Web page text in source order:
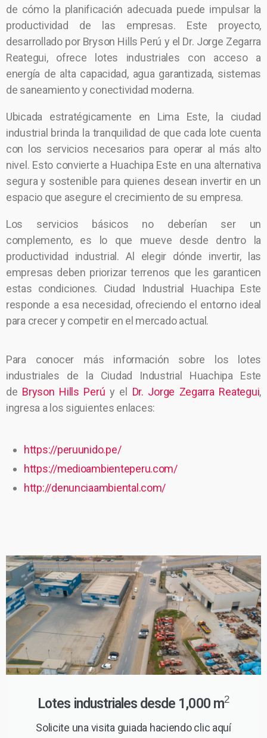
de cómo la planificación adecuada puede impulsar la
productividad de las empresas. Este proyecto,
desarrollado por Bryson Hills Perú y el Dr. Jorge Zegarra
Reategui, ofrece lotes industriales con acceso a
energía de alta capacidad, agua garantizada, sistemas
de saneamiento y conectividad moderna.
Ubicada estratégicamente en Lima Este, la ciudad
industrial brinda la tranquilidad de que cada lote cuenta
con los servicios necesarios para operar al más alto
nivel. Esto convierte a Huachipa Este en una alternativa
segura y sostenible para quienes desean invertir en un
espacio que asegure el crecimiento de su empresa.
Los servicios básicos no deberían ser un
complemento, es lo que mueve desde dentro la
productividad industrial. Al elegir dónde invertir, las
empresas deben priorizar terrenos que les garanticen
estas condiciones. Ciudad Industrial Huachipa Este
responde a esa necesidad, ofreciendo el entorno ideal
para crecer y competir en el mercado actual.
Para conocer más información sobre los lotes
industriales de la Ciudad Industrial Huachipa Este
de Bryson Hills Perú y el Dr. Jorge Zegarra Reategui,
ingresa a los siguientes enlaces:
https://peruunido.pe/
https://medioambienteperu.com/
http://denunciaambiental.com/
Lotes industriales desde 1,000 m2
Solicite una visita guiada haciendo clic aquí